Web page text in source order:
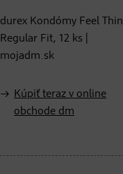
durex Kondómy Feel Thin
Regular Fit, 12 ks |
mojadm.sk
Kúpiť teraz v online
obchode dm